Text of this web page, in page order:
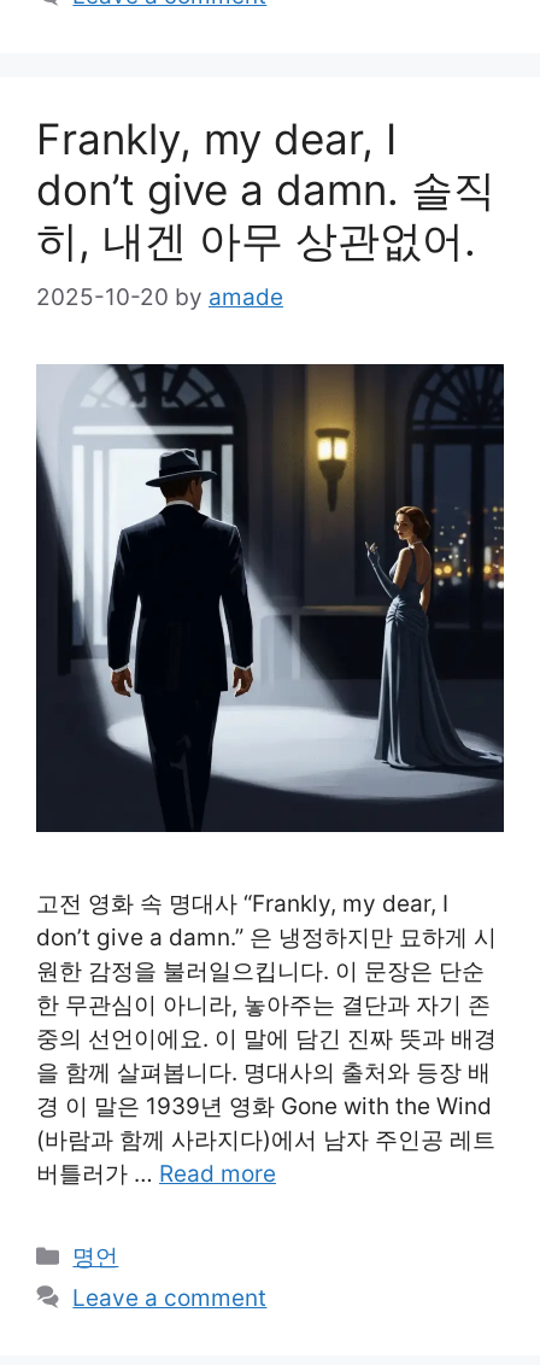
Frankly, my dear, I
don’t give a damn. 솔직
히, 내겐 아무 상관없어.
2025-10-20 by amade
고전 영화 속 명대사 “Frankly, my dear, I
don’t give a damn.” 은 냉정하지만 묘하게 시
원한 감정을 불러일으킵니다. 이 문장은 단순
한 무관심이 아니라, 놓아주는 결단과 자기 존
중의 선언이에요. 이 말에 담긴 진짜 뜻과 배경
을 함께 살펴봅니다. 명대사의 출처와 등장 배
경 이 말은 1939년 영화 Gone with the Wind
(바람과 함께 사라지다)에서 남자 주인공 레트
버틀러가 … Read more
Categories
명언
Leave a comment